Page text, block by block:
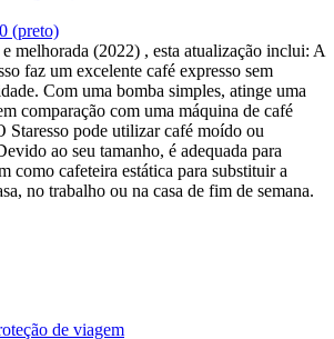
(preto)
melhorada (2022) , esta atualização inclui: A
faz um excelente café expresso sem
Com uma bomba simples, atinge uma
comparação com uma máquina de café
Staresso pode utilizar café moído ou
ao seu tamanho, é adequada para
como cafeteira estática para substituir a
no trabalho ou na casa de fim de semana.